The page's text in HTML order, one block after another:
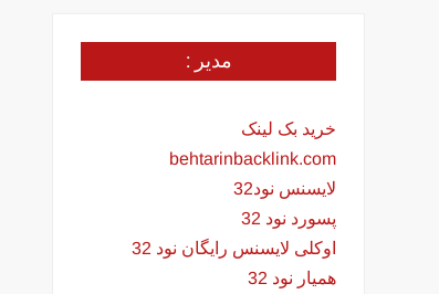
مدیر :
خرید بک لینک
behtarinbacklink.com
لایسنس نود32
پسورد نود 32
اوکلی لایسنس رایگان نود 32
همیار نود 32